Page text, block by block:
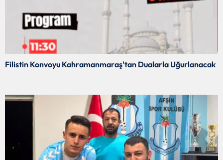
Filistin Konvoyu Kahramanmaraş'tan Dualarla Uğurlanacak